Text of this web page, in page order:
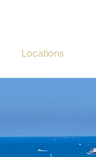
Locations